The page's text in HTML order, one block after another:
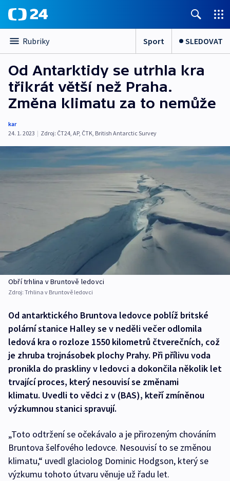
Rubriky Sport SLEDOVAT
Od Antarktidy se utrhla kra
třikrát větší než Praha.
Změna klimatu za to nemůže
kar
24. 1. 2023 | Zdroj: ČT24, AP, ČTK, British Antarctic Survey
Obří trhlina v Bruntově ledovci
Zdroj: Trhlina v Bruntově ledovci
Od antarktického Bruntova ledovce poblíž britské
polární stanice Halley se v neděli večer odlomila
ledová kra o rozloze 1550 kilometrů čtverečních, což
je zhruba trojnásobek plochy Prahy. Při přílivu voda
pronikla do praskliny v ledovci a dokončila několik let
trvající proces, který nesouvisí se změnami
klimatu. Uvedli to vědci z v (BAS), kteří zmíněnou
výzkumnou stanici spravují.
„Toto odtržení se očekávalo a je přirozeným chováním
Bruntova šelfového ledovce. Nesouvisí to se změnou
klimatu,“ uvedl glaciolog Dominic Hodgson, který se
výzkumu tohoto útvaru věnuje už řadu let.